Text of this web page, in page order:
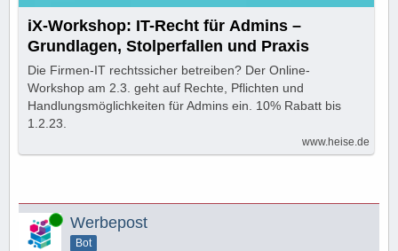
iX-Workshop: IT-Recht für Admins –
Grundlagen, Stolperfallen und Praxis
Die Firmen-IT rechtssicher betreiben? Der Online-
Workshop am 2.3. geht auf Rechte, Pflichten und
Handlungsmöglichkeiten für Admins ein. 10% Rabatt bis
1.2.23.
www.heise.de
Online Werbepost
Bot